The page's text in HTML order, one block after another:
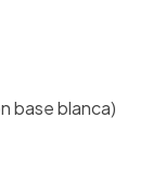
base blanca)